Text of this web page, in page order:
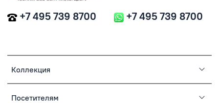
Коллекция
Посетителям
+7 495 739 8700 +7 495 739 8700